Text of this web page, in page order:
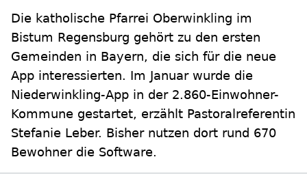
Die katholische Pfarrei Oberwinkling im
Bistum Regensburg gehört zu den ersten
Gemeinden in Bayern, die sich für die neue
App interessierten. Im Januar wurde die
Niederwinkling-App in der 2.860-Einwohner-
Kommune gestartet, erzählt Pastoralreferentin
Stefanie Leber. Bisher nutzen dort rund 670
Bewohner die Software.